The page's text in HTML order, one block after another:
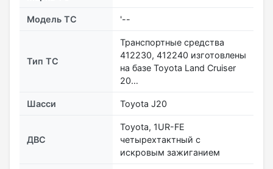
Модель ТС '--
Тип ТС
Транспортные средства
412230, 412240 изготовлены
на базе Toyota Land Cruiser
20…
Шасси Тоyota J20
ДВС
Toyota, 1UR-FE
четырехтактный с
искровым зажиганием